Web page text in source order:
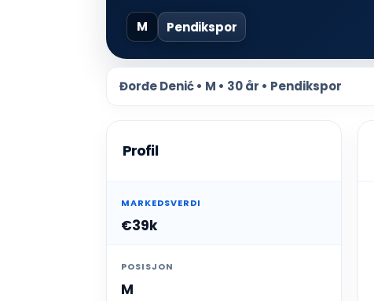
M Pendikspor
Đorđe Denić • M • 30 år • Pendikspor
Profil
MARKEDSVERDI
€39k
POSISJON
M